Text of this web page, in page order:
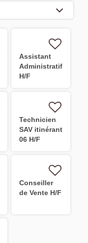
Assistant
Administratif
H/F
Technicien
SAV itinérant
06 H/F
Conseiller
de Vente H/F